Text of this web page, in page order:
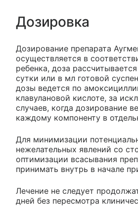
Дозировка
Дозирование препарата
осуществляется в
ребенка, доза
сутки или в мл готовой
дозы ведется по
клавулановой кислоте, за
случаев, когда дозирование
каждому компоненту в
Для минимизации
нежелательных явлений со
оптимизации всасывания
принимать внутрь в начале
Лечение не следует
дней без пересмотра